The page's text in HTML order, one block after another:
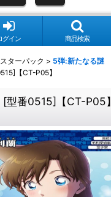
グイン 商品検索
ターパック > 5弾:新たなる謎
【CT-P05】
型番0515]【CT-P05】